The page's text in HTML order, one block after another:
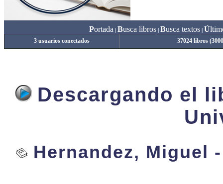
Portada Busca libros| Busca textos| Ú
3 usuarios conectados 37024 libros
Descargando el
Hernandez, Miguel